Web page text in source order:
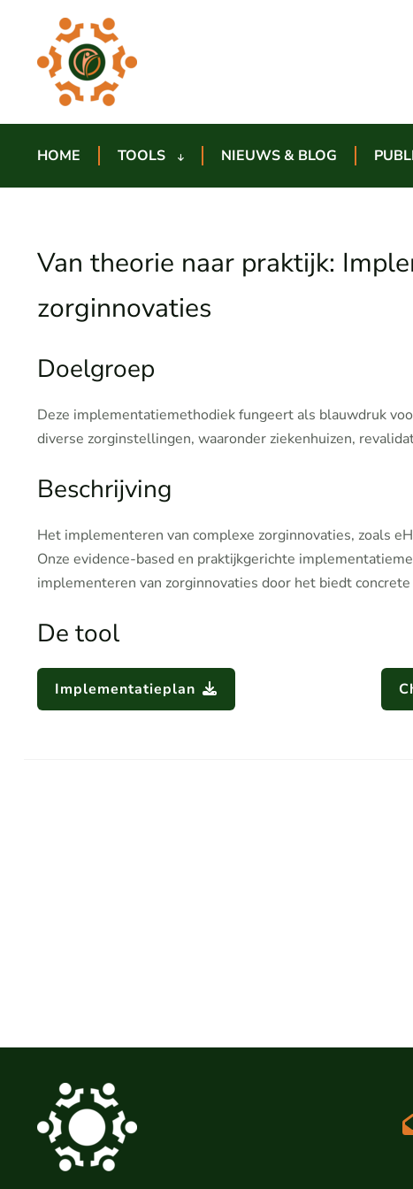
HOME TOOLS NIEUWS & BLOG
Van theorie naar praktijk:
zorginnovaties
Doelgroep
Deze implementatiemethodiek fungeert als blauwdruk
diverse zorginstellingen, waaronder ziekenhuizen,
Beschrijving
Het implementeren van complexe zorginnovaties, zoals
Onze evidence-based en praktijkgerichte
implementeren van zorginnovaties door het biedt
De tool
Implementatieplan